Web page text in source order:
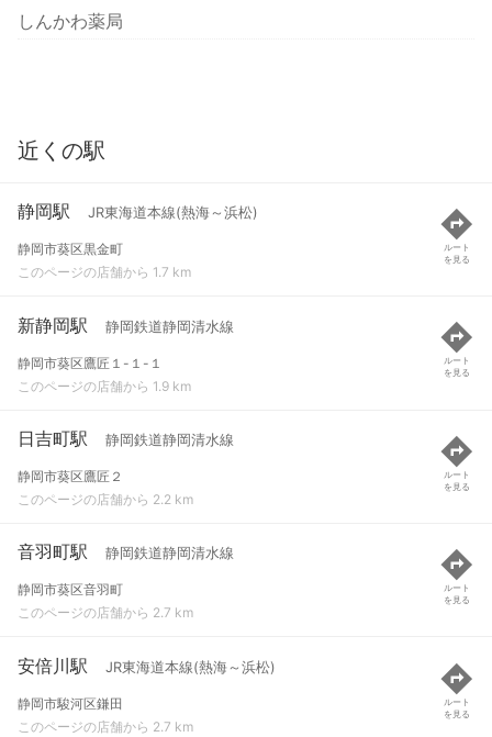
しんかわ薬局
近くの駅
静岡駅 JR東海道本線(熱海～浜松)
静岡市葵区黒金町
このページの店舗から 1.7 km
ルート
を見る
新静岡駅 静岡鉄道静岡清水線
静岡市葵区鷹匠１-１-１
このページの店舗から 1.9 km
ルート
を見る
日吉町駅 静岡鉄道静岡清水線
静岡市葵区鷹匠２
このページの店舗から 2.2 km
ルート
を見る
音羽町駅 静岡鉄道静岡清水線
静岡市葵区音羽町
このページの店舗から 2.7 km
ルート
を見る
安倍川駅 JR東海道本線(熱海～浜松)
静岡市駿河区鎌田
このページの店舗から 2.7 km
ルート
を見る